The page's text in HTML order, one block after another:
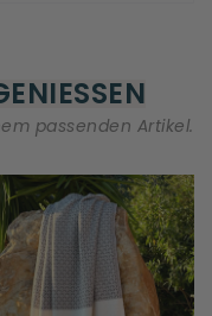
passenden Artikel.